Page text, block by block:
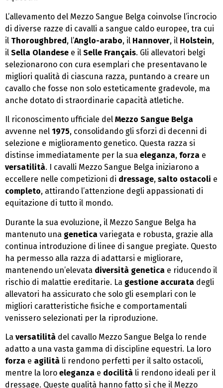
L’allevamento del Mezzo Sangue Belga coinvolse l’incrocio
di diverse razze di cavalli a sangue caldo europee, tra cui
il Thoroughbred, l’Anglo-arabo, il Hannover, il Holstein,
il Sella Olandese e il Selle Français. Gli allevatori belgi
selezionarono con cura esemplari che presentavano le
migliori qualità di ciascuna razza, puntando a creare un
cavallo che fosse non solo esteticamente gradevole, ma
anche dotato di straordinarie capacità atletiche.
Il riconoscimento ufficiale del Mezzo Sangue Belga
avvenne nel 1975, consolidando gli sforzi di decenni di
selezione e miglioramento genetico. Questa razza si
distinse immediatamente per la sua eleganza, forza e
versatilità. I cavalli Mezzo Sangue Belga iniziarono a
eccellere nelle competizioni di dressage, salto ostacoli e
completo, attirando l’attenzione degli appassionati di
equitazione di tutto il mondo.
Durante la sua evoluzione, il Mezzo Sangue Belga ha
mantenuto una genetica variegata e robusta, grazie alla
continua introduzione di linee di sangue pregiate. Questo
ha permesso alla razza di adattarsi e migliorare,
mantenendo un’elevata diversità genetica e riducendo il
rischio di malattie ereditarie. La gestione accurata degli
allevatori ha assicurato che solo gli esemplari con le
migliori caratteristiche fisiche e comportamentali
venissero selezionati per la riproduzione.
La versatilità del cavallo Mezzo Sangue Belga lo rende
adatto a una vasta gamma di discipline equestri. La loro
forza e agilità li rendono perfetti per il salto ostacoli,
mentre la loro eleganza e docilità li rendono ideali per il
dressage. Queste qualità hanno fatto sì che il Mezzo